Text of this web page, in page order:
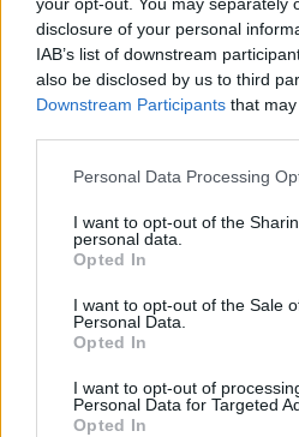
disclosure of your personal
IAB’s list of downstream
also be disclosed by us to third
Downstream Participants that
Please note that this website/app
not limited to your visit or usage
grant or deny consent to Google
use your data for below specified
consent section.
Personal Data Processing
I want to opt-out of the
personal data.
Opted In
I want to opt-out of the Sale
Personal Data.
Opted In
I want to opt-out of
Personal Data for Targeted
Opted In
Όπως προκύπτει, το
εβδομάδες μετά τον
την φροντίστριά του, στις 5
του λένε ότι ανακάλυψαν
προσπάθησαν να τον
Ιανουαρίου και η Lai τους
η φροντίστρια τον
και εμπόδισε την επαφή με
Υποστηρίζουν ακόμα ότι